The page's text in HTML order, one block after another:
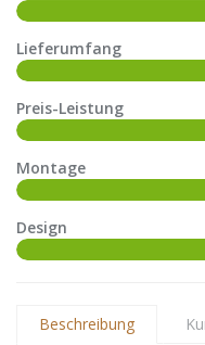
Lieferumfang
Preis-Leistung
Montage
Design
Beschreibung